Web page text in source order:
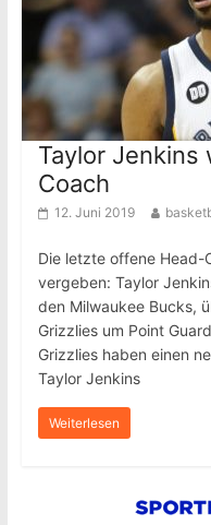
Taylor Jenkins
Coach
12. Juni 2019
Die letzte offene Head-
vergeben: Taylor
den Milwaukee Bucks,
Grizzlies um Point
Grizzlies haben einen
Taylor Jenkins
Weiterlesen